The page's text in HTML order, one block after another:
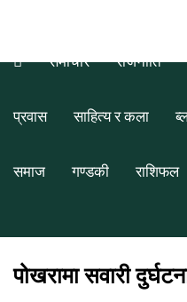
समाचार राजनीति
प्रवास साहित्य र कला
समाज गण्डकी राशिफल
पोखरामा सवारी